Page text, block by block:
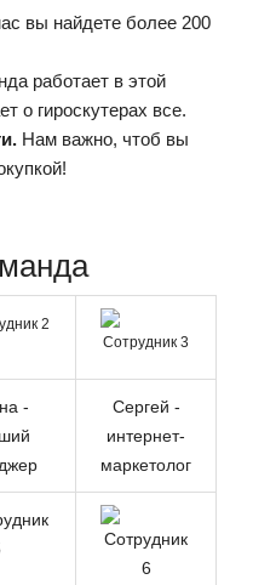
вы найдете более 200
работает в этой
о гироскутерах все.
Нам важно, чтоб вы
-
Сергей -
интернет-
маркетолог